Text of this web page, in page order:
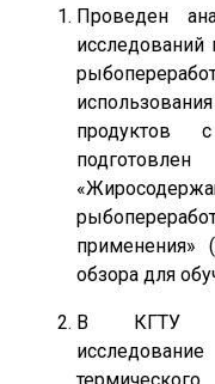
Проведен
исследований
продуктов
обзора для
В КГТУ